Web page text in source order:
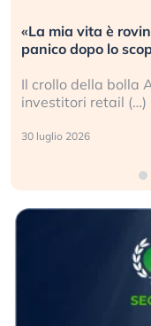
Quando la
L’America sta
La ricchezza
sganciata
24 luglio 2026